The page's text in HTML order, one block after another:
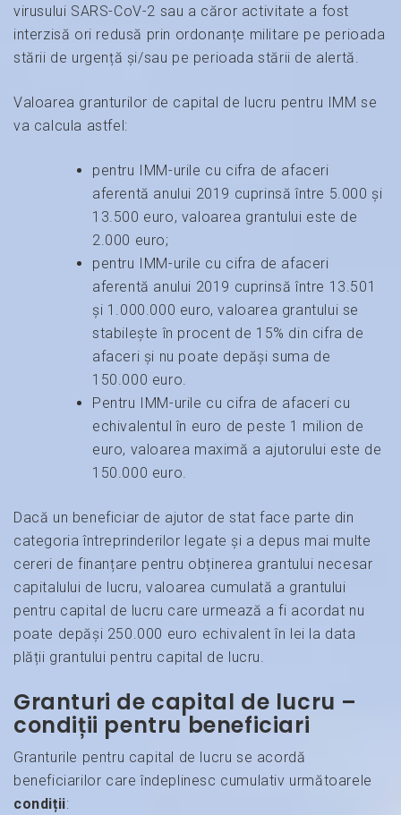
virusului SARS-CoV-2 sau a căror activitate a fost
interzisă ori redusă prin ordonanțe militare pe perioada
stării de urgență și/sau pe perioada stării de alertă.
Valoarea granturilor de capital de lucru pentru IMM se
va calcula astfel:
pentru IMM-urile cu cifra de afaceri
aferentă anului 2019 cuprinsă între 5.000 și
13.500 euro, valoarea grantului este de
2.000 euro;
pentru IMM-urile cu cifra de afaceri
aferentă anului 2019 cuprinsă între 13.501
și 1.000.000 euro, valoarea grantului se
stabilește în procent de 15% din cifra de
afaceri și nu poate depăși suma de
150.000 euro.
Pentru IMM-urile cu cifra de afaceri cu
echivalentul în euro de peste 1 milion de
euro, valoarea maximă a ajutorului este de
150.000 euro.
Dacă un beneficiar de ajutor de stat face parte din
categoria întreprinderilor legate și a depus mai multe
cereri de finanțare pentru obținerea grantului necesar
capitalului de lucru, valoarea cumulată a grantului
pentru capital de lucru care urmează a fi acordat nu
poate depăși 250.000 euro echivalent în lei la data
plății grantului pentru capital de lucru.
Granturi de capital de lucru –
condiții pentru beneficiari
Granturile pentru capital de lucru se acordă
beneficiarilor care îndeplinesc cumulativ următoarele
condiții: